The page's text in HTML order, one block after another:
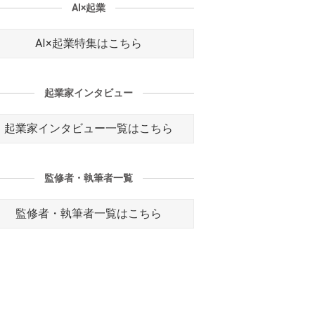
AI×起業
AI×起業特集はこちら
起業家インタビュー
起業家インタビュー一覧はこちら
監修者・執筆者一覧
監修者・執筆者一覧はこちら